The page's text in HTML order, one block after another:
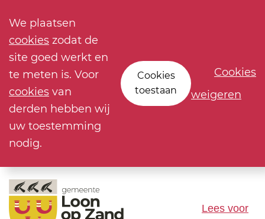
We plaatsen
cookies zodat de
site goed werkt en
te meten is. Voor
cookies van
derden hebben wij
uw toestemming
nodig.
Cookies
toestaan
Cookies
weigeren
Lees voor